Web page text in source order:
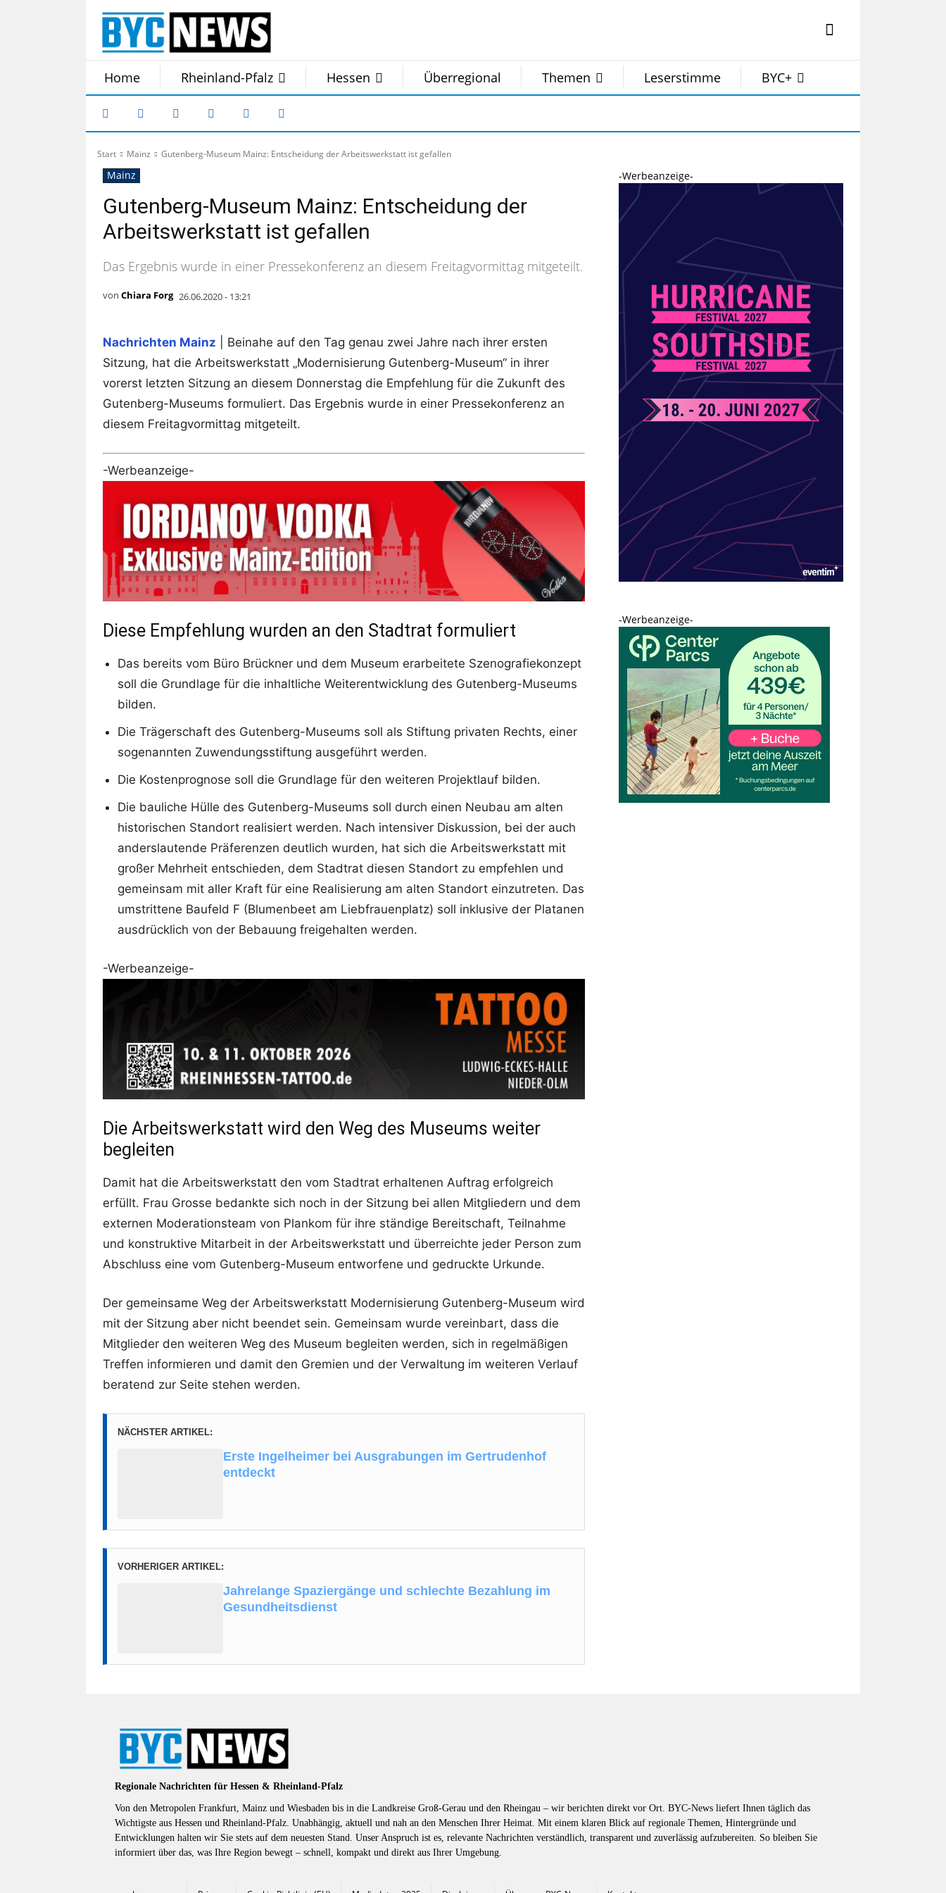
Home Rheinland-Pfalz Hessen Überregional Themen Leserstimme BYC+
Start Mainz Gutenberg-Museum Mainz: Entscheidung der Arbeitswerkstatt ist gefallen
Mainz
Gutenberg-Museum Mainz: Entscheidung der
Arbeitswerkstatt ist gefallen
Das Ergebnis wurde in einer Pressekonferenz an diesem Freitagvormittag mitgeteilt.
von Chiara Forg 26.06.2020 - 13:21
Nachrichten Mainz | Beinahe auf den Tag genau zwei Jahre nach ihrer ersten
Sitzung, hat die Arbeitswerkstatt „Modernisierung Gutenberg-Museum“ in ihrer
vorerst letzten Sitzung an diesem Donnerstag die Empfehlung für die Zukunft des
Gutenberg-Museums formuliert. Das Ergebnis wurde in einer Pressekonferenz an
diesem Freitagvormittag mitgeteilt.
-Werbeanzeige-
Diese Empfehlung wurden an den Stadtrat formuliert
Das bereits vom Büro Brückner und dem Museum erarbeitete Szenografiekonzept
soll die Grundlage für die inhaltliche Weiterentwicklung des Gutenberg-Museums
bilden.
Die Trägerschaft des Gutenberg-Museums soll als Stiftung privaten Rechts, einer
sogenannten Zuwendungsstiftung ausgeführt werden.
Die Kostenprognose soll die Grundlage für den weiteren Projektlauf bilden.
Die bauliche Hülle des Gutenberg-Museums soll durch einen Neubau am alten
historischen Standort realisiert werden. Nach intensiver Diskussion, bei der auch
anderslautende Präferenzen deutlich wurden, hat sich die Arbeitswerkstatt mit
großer Mehrheit entschieden, dem Stadtrat diesen Standort zu empfehlen und
gemeinsam mit aller Kraft für eine Realisierung am alten Standort einzutreten. Das
umstrittene Baufeld F (Blumenbeet am Liebfrauenplatz) soll inklusive der Platanen
ausdrücklich von der Bebauung freigehalten werden.
-Werbeanzeige-
Die Arbeitswerkstatt wird den Weg des Museums weiter
begleiten
Damit hat die Arbeitswerkstatt den vom Stadtrat erhaltenen Auftrag erfolgreich
erfüllt. Frau Grosse bedankte sich noch in der Sitzung bei allen Mitgliedern und dem
externen Moderationsteam von Plankom für ihre ständige Bereitschaft, Teilnahme
und konstruktive Mitarbeit in der Arbeitswerkstatt und überreichte jeder Person zum
Abschluss eine vom Gutenberg-Museum entworfene und gedruckte Urkunde.
Der gemeinsame Weg der Arbeitswerkstatt Modernisierung Gutenberg-Museum wird
mit der Sitzung aber nicht beendet sein. Gemeinsam wurde vereinbart, dass die
Mitglieder den weiteren Weg des Museum begleiten werden, sich in regelmäßigen
Treffen informieren und damit den Gremien und der Verwaltung im weiteren Verlauf
beratend zur Seite stehen werden.
NÄCHSTER ARTIKEL:
Erste Ingelheimer bei Ausgrabungen im Gertrudenhof
entdeckt
VORHERIGER ARTIKEL:
Jahrelange Spaziergänge und schlechte Bezahlung im
Gesundheitsdienst
-Werbeanzeige-
-Werbeanzeige-
Regionale Nachrichten für Hessen & Rheinland-Pfalz
Von den Metropolen Frankfurt, Mainz und Wiesbaden bis in die Landkreise Groß-Gerau und den Rheingau – wir berichten direkt vor Ort. BYC-News liefert Ihnen täglich das
Wichtigste aus Hessen und Rheinland-Pfalz. Unabhängig, aktuell und nah an den Menschen Ihrer Heimat. Mit einem klaren Blick auf regionale Themen, Hintergründe und
Entwicklungen halten wir Sie stets auf dem neuesten Stand. Unser Anspruch ist es, relevante Nachrichten verständlich, transparent und zuverlässig aufzubereiten. So bleiben Sie
informiert über das, was Ihre Region bewegt – schnell, kompakt und direkt aus Ihrer Umgebung.